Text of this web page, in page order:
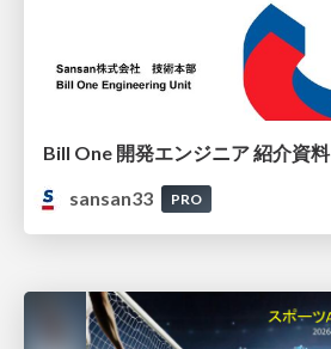
Bill One 開発エンジニア 紹介資料
sansan33
PRO